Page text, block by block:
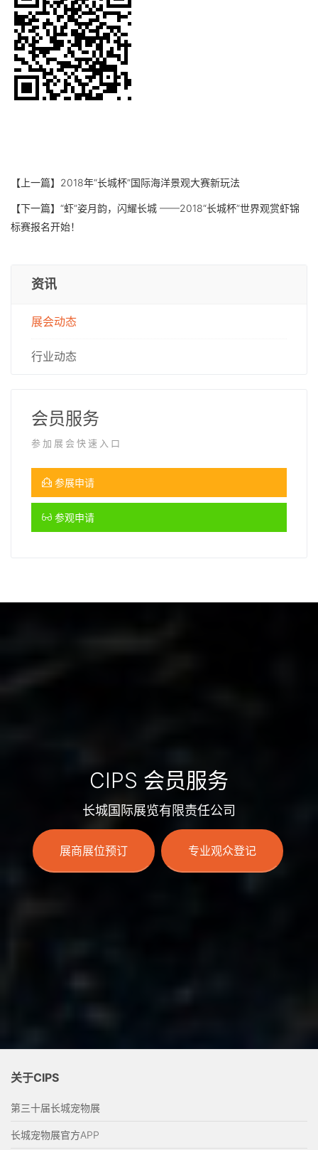
【上一篇】 2018年“长城杯”国际海洋景观大赛新玩法
【下一篇】 “虾”姿月韵，闪耀长城 ——2018“长城杯”世界观赏虾锦
标赛报名开始！
资讯
展会动态
行业动态
会员服务
参加展会快速入口
参展申请
参观申请
CIPS 会员服务
长城国际展览有限责任公司
展商展位预订 专业观众登记
关于CIPS
第三十届长城宠物展
长城宠物展官方APP